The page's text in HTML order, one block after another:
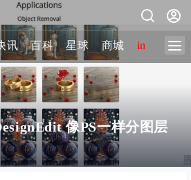
讯 百科 星球 商城 image-2
像PS一样分图层